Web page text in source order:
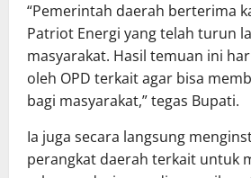
“Pemerintah daerah berterima
Patriot Energi yang telah turun
masyarakat. Hasil temuan ini
oleh OPD terkait agar bisa
bagi masyarakat,” tegas Bupati.
Ia juga secara langsung
perangkat daerah terkait untuk